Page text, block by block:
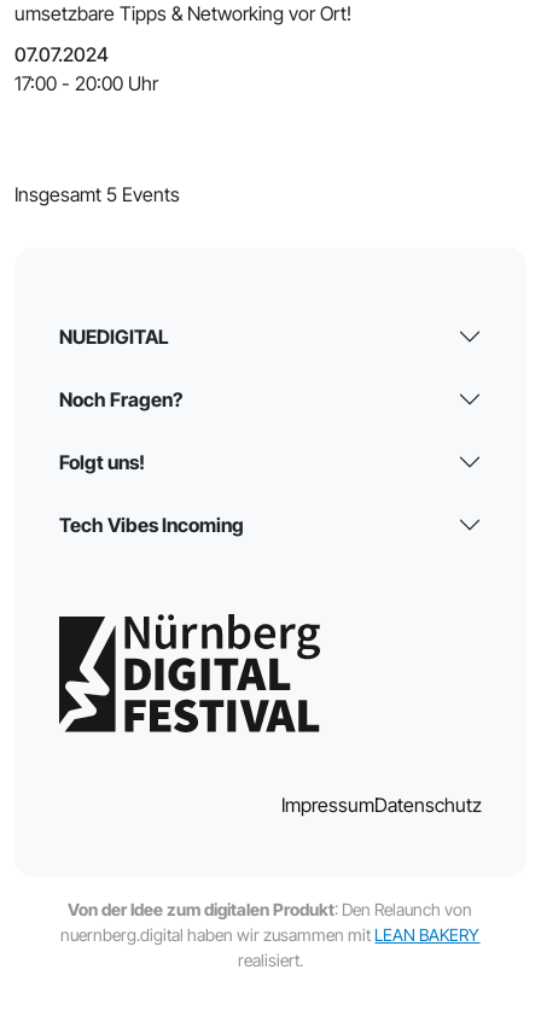
umsetzbare Tipps & Networking vor Ort!
07.07.2024
17:00 - 20:00 Uhr
Insgesamt 5 Events
NUEDIGITAL
Noch Fragen?
Folgt uns!
Tech Vibes Incoming
ImpressumDatenschutz
Von der Idee zum digitalen Produkt: Den Relaunch von
nuernberg.digital haben wir zusammen mitLEAN BAKERY
realisiert.